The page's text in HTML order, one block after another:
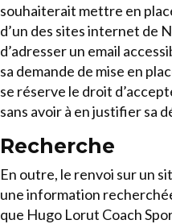
souhaiterait mettre en
d’un des sites internet de
d’adresser un email
sa demande de mise en
se réserve le droit
sans avoir à en justifier sa
Recherche
En outre, le renvoi sur un
une information
que Hugo Lorut Coach